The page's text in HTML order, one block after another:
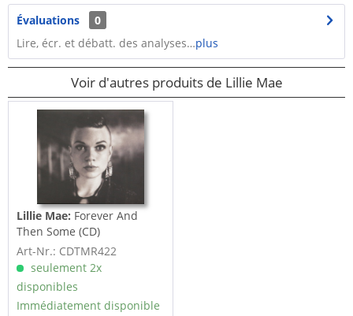
Évaluations
0
Lire, écr. et débatt. des analyses…plus
Voir d'autres produits de Lillie Mae
Lillie Mae: Forever And
Then Some (CD)
Art-Nr.: CDTMR422
seulement 2x
disponibles
Immédiatement disponible